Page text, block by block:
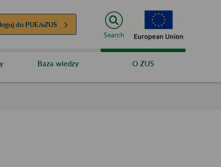
do PUE/eZUS
Search
Baza wiedzy O ZUS